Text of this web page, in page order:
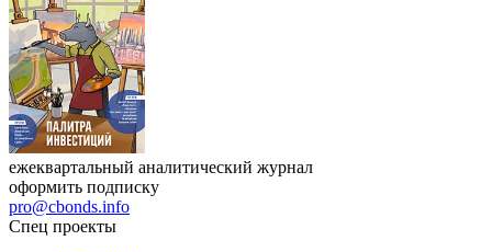
ежеквартальный аналитический журнал
оформить подписку
pro@cbonds.info
Спец проекты